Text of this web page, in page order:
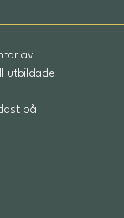
av
utbildade
på